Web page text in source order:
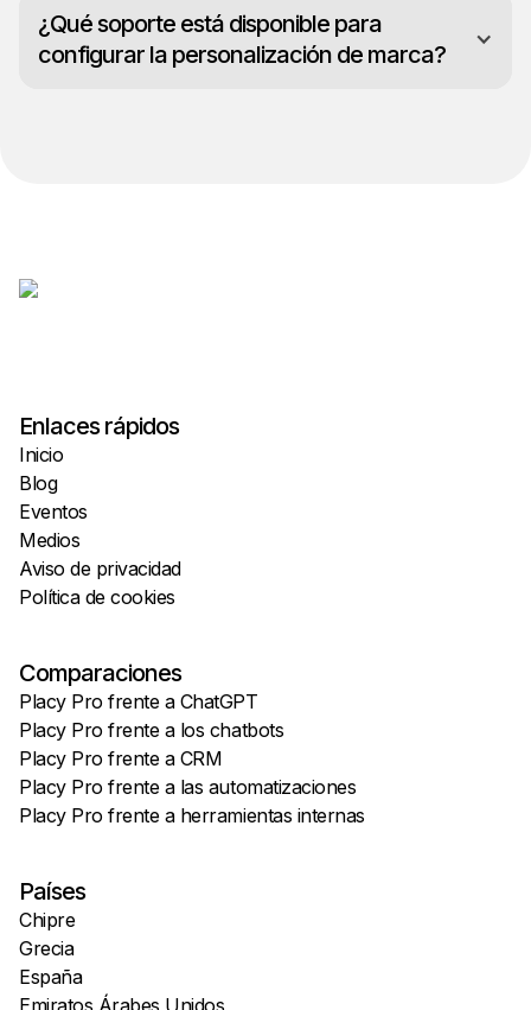
¿Qué soporte está disponible para
configurar la personalización de marca?
Enlaces rápidos
Inicio
Blog
Eventos
Medios
Aviso de privacidad
Política de cookies
Comparaciones
Placy Pro frente a ChatGPT
Placy Pro frente a los chatbots
Placy Pro frente a CRM
Placy Pro frente a las automatizaciones
Placy Pro frente a herramientas internas
Países
Chipre
Grecia
España
Emiratos Árabes Unidos